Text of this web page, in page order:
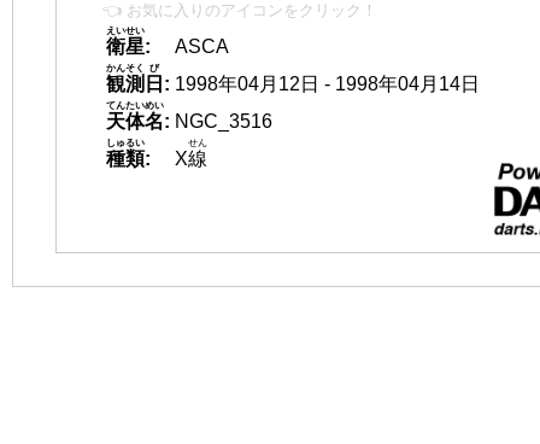
👈 お気に入りのアイコンをクリック！
衛星
えいせい
:
ASCA
観測
かんそく
日
び
: 1998年04月12日 - 1998年04月14日
天体名
てんたいめい
: NGC_3516
種類
しゅるい
: X線
せん